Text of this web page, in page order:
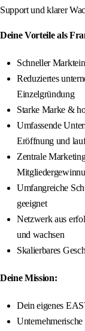
Support und klarer
Deine Vorteile als
Schneller
Reduziertes
Einzelgründung
Starke Marke &
Umfassende
Eröffnung und
Zentrale
Umfangreiche
geeignet
Netzwerk aus
und wachsen
Skalierbares
Deine Mission:
Dein eigenes